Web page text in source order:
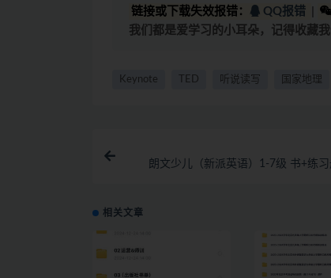
链接或下载失效报错：
QQ报错
我们都是爱学习的小耳朵，记得收藏
Keynote TED 听说读写 国家地理
朗文少儿（新派英语）1-7级 书+练
相关文章